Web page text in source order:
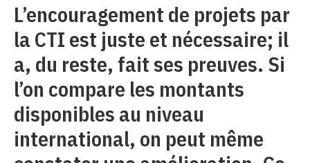
L’encouragement de projets par
la CTI est juste et nécessaire; il
a, du reste, fait ses preuves. Si
l’on compare les montants
disponibles au niveau
international, on peut même